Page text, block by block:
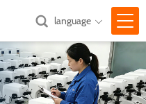

language 